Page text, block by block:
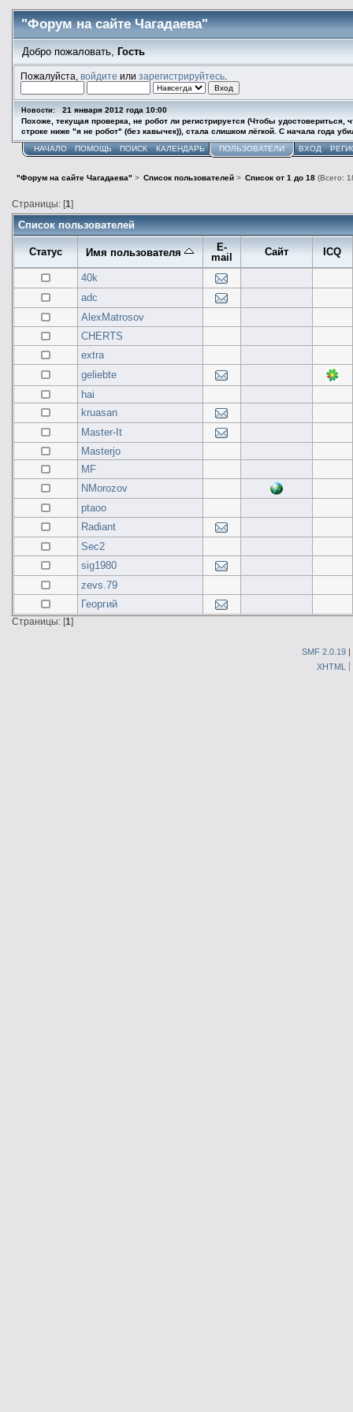
"Форум на сайте Чагадаева"
Добро пожаловать, Гость
Пожалуйста, войдите или зарегистрируйтесь.
Новости:
21 января 2012 года 10:00
Похоже, текущая проверка, не робот ли регистрируется (Чтобы удостовериться,
строке ниже "я не робот" (без кавычек)), стала слишком лёгкой. С начала года
НАЧАЛО ПОМОЩЬ ПОИСК КАЛЕНДАРЬ ПОЛЬЗОВАТЕЛИ ВХОД
"Форум на сайте Чагадаева" > Список пользователей > Список от 1 до 18 (Всего:
Страницы: [1]
Список пользователей
Статус Имя пользователя
E-
mail
Сайт ICQ
40k
adc
AlexMatrosov
CHERTS
extra
geliebte
hai
kruasan
Master-It
Masterjo
MF
NMorozov
ptaoo
Radiant
Sec2
sig1980
zevs.79
Георгий
Страницы: [1]
SMF 2.0.19
XHTML